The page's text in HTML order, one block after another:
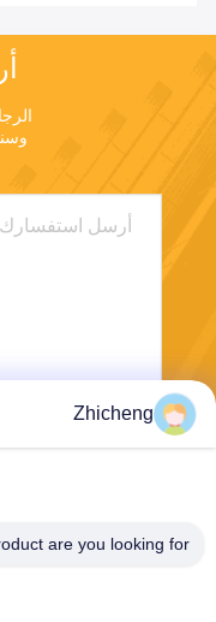
Zhicheng
are you looking for?